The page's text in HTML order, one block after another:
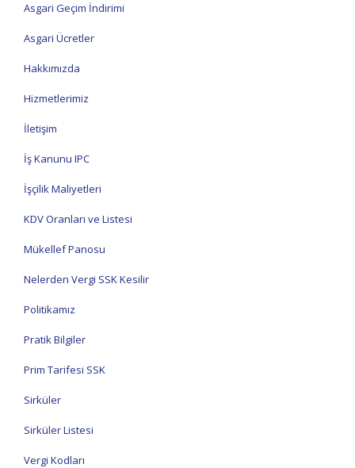
Asgari Geçim İndirimi
Asgari Ücretler
Hakkımızda
Hizmetlerimiz
İletişim
İş Kanunu IPC
İşçilik Maliyetleri
KDV Oranları ve Listesi
Mükellef Panosu
Nelerden Vergi SSK Kesilir
Politikamız
Pratik Bilgiler
Prim Tarifesi SSK
Sirküler
Sirküler Listesi
Vergi Kodları